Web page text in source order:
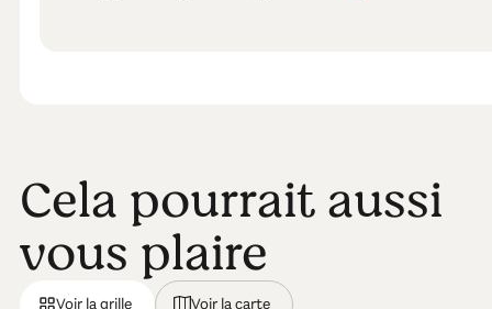
Cela pourrait aussi
vous plaire
Voir la grille Voir la carte